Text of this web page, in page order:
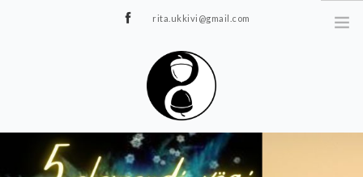
rita.ukkivi@gmail.com
STUUDIOST
TUNNIPLAAN